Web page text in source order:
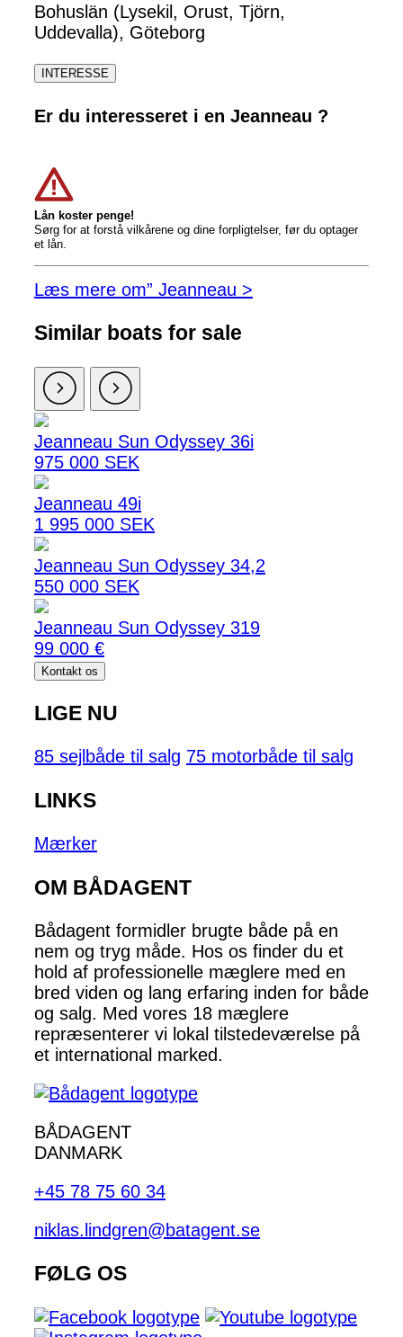
Bohuslän (Lysekil, Orust, Tjörn,
Uddevalla), Göteborg
INTERESSE
Er du interesseret i en Jeanneau ?
Lån koster penge!
Sørg for at forstå vilkårene og dine forpligtelser, før du optager
et lån.
Læs mere om” Jeanneau >
Similar boats for sale
Jeanneau Sun Odyssey 36i
975 000 SEK
Jeanneau 49i
1 995 000 SEK
Jeanneau Sun Odyssey 34,2
550 000 SEK
Jeanneau Sun Odyssey 319
99 000 €
Kontakt os
LIGE NU
85 sejlbåde til salg 75 motorbåde til salg
LINKS
Mærker
OM BÅDAGENT
Bådagent formidler brugte både på en
nem og tryg måde. Hos os finder du et
hold af professionelle mæglere med en
bred viden og lang erfaring inden for både
og salg. Med vores 18 mæglere
repræsenterer vi lokal tilstedeværelse på
et international marked.
BÅDAGENT
DANMARK
+45 78 75 60 34
niklas.lindgren@batagent.se
FØLG OS